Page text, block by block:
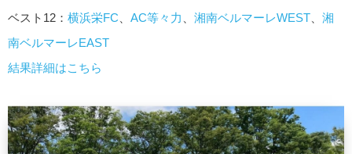
ベスト12： 横浜栄FC AC等々力 湘南ベルマーレWEST
湘
南ベルマーレEAST
結果詳細はこちら